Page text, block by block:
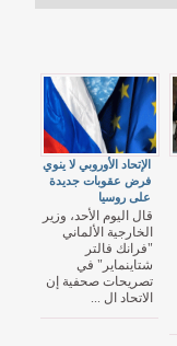
الإتحاد الأوروبي لا ينوي
فرض عقوبات جديدة
على روسيا
قال اليوم الأحد، وزير
الخارجية الألماني
"فرانك فالتر
شتاينماير" في
تصريحات صحفية إن
الاتحاد ال ...